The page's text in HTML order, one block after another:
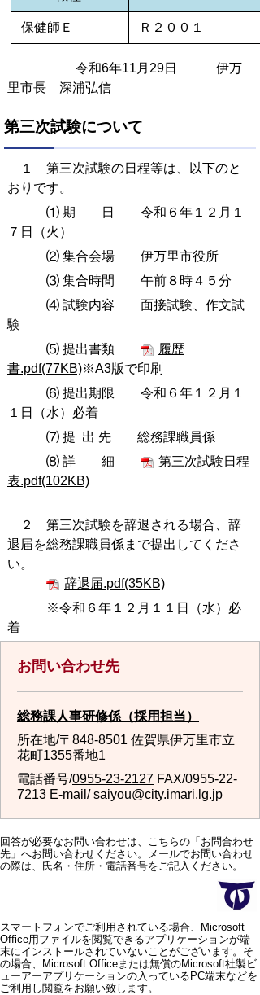
保健師Ｅ Ｒ２００１
令和6年11月29日 伊万
里市長 深浦弘信
第三次試験について
１ 第三次試験の日程等は、以下のと
おりです。
⑴ 期 日 令和６年１２月１
７日（火）
⑵ 集合会場 伊万里市役所
⑶ 集合時間 午前８時４５分
⑷ 試験内容 面接試験、作文試
験
⑸ 提出書類
履歴
書.pdf(77KB)※A3版で印刷
⑹ 提出期限 令和６年１２月１
１日（水）必着
⑺ 提 出 先 総務課職員係
⑻ 詳 細
第三次試験日程
表.pdf(102KB)
２ 第三次試験を辞退される場合、辞
退届を総務課職員係まで提出してくださ
い。
辞退届.pdf(35KB)
※令和６年１２月１１日（水）必
着
お問い合わせ先
総務課人事研修係（採用担当）
所在地/〒848-8501 佐賀県伊万里市立
花町1355番地1
電話番号/0955-23-2127 FAX/0955-22-
7213 E-mail/saiyou@city.imari.lg.jp
回答が必要なお問い合わせは、こちらの「お問合わせ
先」へお問い合わせください。メールでお問い合わせ
の際は、氏名・住所・電話番号をご記入ください。
スマートフォンでご利用されている場合、Microsoft
Office用ファイルを閲覧できるアプリケーションが端
末にインストールされていないことがございます。そ
の場合、Microsoft Officeまたは無償のMicrosoft社製ビ
ューアーアプリケーションの入っているPC端末などを
ご利用し閲覧をお願い致します。